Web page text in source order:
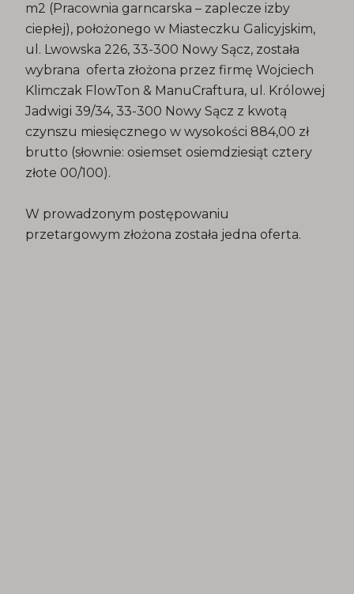
m2 (Pracownia garncarska – zaplecze izby
ciepłej), położonego w Miasteczku Galicyjskim,
ul. Lwowska 226, 33-300 Nowy Sącz, została
wybrana oferta złożona przez firmę Wojciech
Klimczak FlowTon & ManuCraftura, ul. Królowej
Jadwigi 39/34, 33-300 Nowy Sącz z kwotą
czynszu miesięcznego w wysokości 884,00 zł
brutto (słownie: osiemset osiemdziesiąt cztery
złote 00/100).
W prowadzonym postępowaniu
przetargowym złożona została jedna oferta.